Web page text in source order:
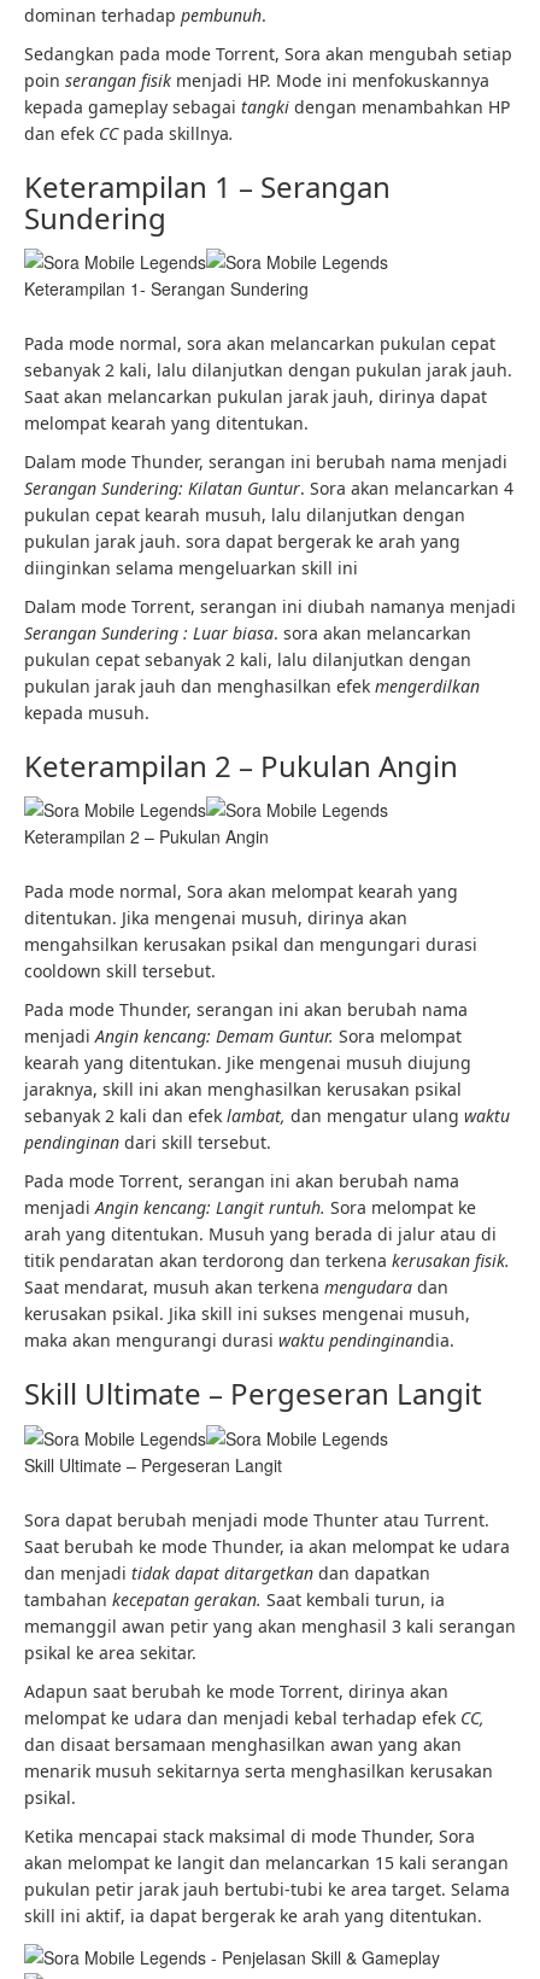
dominan terhadap pembunuh.
Sedangkan pada mode Torrent, Sora akan mengubah setiap
poin serangan fisik menjadi HP. Mode ini menfokuskannya
kepada gameplay sebagai tangki dengan menambahkan HP
dan efek CCpada skillnya.
Keterampilan 1 – Serangan
Sundering
Keterampilan 1- Serangan Sundering
Pada mode normal, sora akan melancarkan pukulan cepat
sebanyak 2 kali, lalu dilanjutkan dengan pukulan jarak jauh.
Saat akan melancarkan pukulan jarak jauh, dirinya dapat
melompat kearah yang ditentukan.
Dalam mode Thunder, serangan ini berubah nama menjadi
Serangan Sundering: Kilatan Guntur. Sora akan melancarkan 4
pukulan cepat kearah musuh, lalu dilanjutkan dengan
pukulan jarak jauh. sora dapat bergerak ke arah yang
diinginkan selama mengeluarkan skill ini
Dalam mode Torrent, serangan ini diubah namanya menjadi
Serangan Sundering : Luar biasa. sora akan melancarkan
pukulan cepat sebanyak 2 kali, lalu dilanjutkan dengan
pukulan jarak jauh dan menghasilkan efek mengerdilkan
kepada musuh.
Keterampilan 2 – Pukulan Angin
Keterampilan 2 – Pukulan Angin
Pada mode normal, Sora akan melompat kearah yang
ditentukan. Jika mengenai musuh, dirinya akan
mengahsilkan kerusakan psikal dan mengungari durasi
cooldown skill tersebut.
Pada mode Thunder, serangan ini akan berubah nama
menjadiAngin kencang: Demam Guntur. Sora melompat
kearah yang ditentukan. Jike mengenai musuh diujung
jaraknya, skill ini akan menghasilkan kerusakan psikal
sebanyak 2 kali dan efek lambat, dan mengatur ulang waktu
pendinginan dari skill tersebut.
Pada mode Torrent, serangan ini akan berubah nama
menjadiAngin kencang: Langit runtuh. Sora melompat ke
arah yang ditentukan. Musuh yang berada di jalur atau di
titik pendaratan akan terdorong dan terkena kerusakan fisik.
Saat mendarat, musuh akan terkena mengudara dan
kerusakan psikal. Jika skill ini sukses mengenai musuh,
maka akan mengurangi durasi waktu pendinginandia.
Skill Ultimate – Pergeseran Langit
Skill Ultimate – Pergeseran Langit
Sora dapat berubah menjadi mode Thunter atau Turrent.
Saat berubah ke mode Thunder, ia akan melompat ke udara
dan menjadi tidak dapat ditargetkan dan dapatkan
tambahan kecepatan gerakan. Saat kembali turun, ia
memanggil awan petir yang akan menghasil 3 kali serangan
psikal ke area sekitar.
Adapun saat berubah ke mode Torrent, dirinya akan
melompat ke udara dan menjadi kebal terhadap efek CC,
dan disaat bersamaan menghasilkan awan yang akan
menarik musuh sekitarnya serta menghasilkan kerusakan
psikal.
Ketika mencapai stack maksimal di mode Thunder, Sora
akan melompat ke langit dan melancarkan 15 kali serangan
pukulan petir jarak jauh bertubi-tubi ke area target. Selama
skill ini aktif, ia dapat bergerak ke arah yang ditentukan.